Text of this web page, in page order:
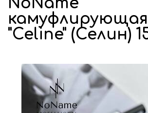
"Celine" (Селин)